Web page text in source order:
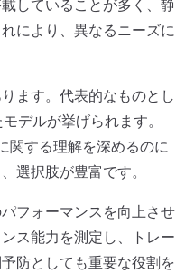
していることが多く、静
により、異なるニーズに
ます。代表的なものとし
デルが挙げられます。
関する理解を深めるのに
選択肢が豊富です。
フォーマンスを向上させ
ス能力を測定し、トレー
防としても重要な役割を